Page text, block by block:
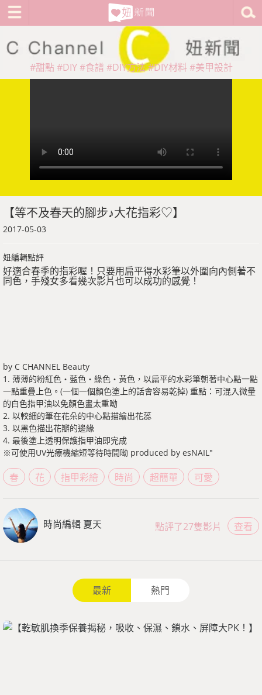
#甜點 #DIY #食譜 #DIY方法#DIY材料 #美甲設計
【等不及春天的腳步♪大花指彩♡】
2017-05-03
妞編輯點評
好適合春季的指彩喔！只要用扁平得水彩筆以外圍向內側著不
同色，手殘女多看幾次影片也可以成功的感覺！
by C CHANNEL Beauty
1. 薄薄的粉紅色・藍色・綠色・黃色，以扁平的水彩筆朝著中心點一點
一點重疊上色。(一個一個顏色塗上的話會容易乾掉) 重點：可混入微量
的白色指甲油以免顏色畫太重呦
2. 以較細的筆在花朵的中心點描繪出花蕊
3. 以黑色描出花瓣的邊緣
4. 最後塗上透明保護指甲油即完成
※可使用UV光療機縮短等待時間呦 produced by esNAIL"
春 花 指甲彩繪 時尚 超簡單 可愛
時尚編輯 夏天 查看
點評了27隻影片
最新 熱門